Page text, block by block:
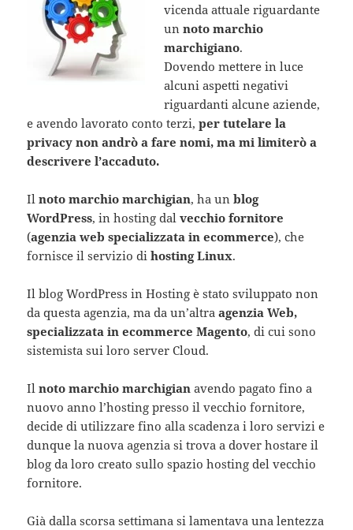
vicenda attuale riguardante
unnoto marchio
marchigiano.
Dovendo mettere in luce
alcuni aspetti negativi
riguardanti alcune aziende,
e avendo lavorato conto terzi,per tutelare la
privacy non andrò a fare nomi, ma mi limiterò a
descrivere l’accaduto.
Ilnoto marchio marchigian, ha unblog
WordPress, in hosting dal vecchio fornitore
(agenzia web specializzata in ecommerce), che
fornisce il servizio dihosting Linux.
Il blog WordPress in Hosting è stato sviluppato non
da questa agenzia, ma da un’altraagenzia Web,
specializzata in ecommerce Magento, di cui sono
sistemista sui loro server Cloud.
Ilnoto marchio marchigian avendo pagato fino a
nuovo anno l’hosting presso il vecchio fornitore,
decide di utilizzare fino alla scadenza i loro servizi e
dunque la nuova agenzia si trova a dover hostare il
blog da loro creato sullo spazio hosting del vecchio
fornitore.
Già dalla scorsa settimana si lamentava una lentezza